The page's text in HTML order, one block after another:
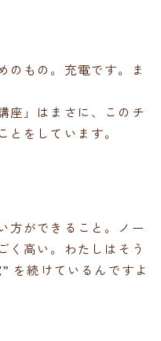
のもの。充電です。ま
座」はまさに、このチ
とをしています。
方ができること。ノー
く高い。わたしはそう
を続けているんですよ